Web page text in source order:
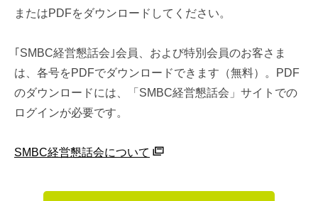
お役立ち情報
連載・コラム
イベント・セミナー
またはPDFをダウンロードしてください。
｢SMBC経営懇話会｣会員、および特別会員のお客さま
は、各号をPDFでダウンロードできます（無料）。PDF
のダウンロードには、「SMBC経営懇話会」サイトでの
ログインが必要です。
SMBC経営懇話会について